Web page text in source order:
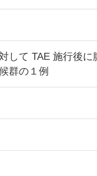
して TAE 施行後
群の１例